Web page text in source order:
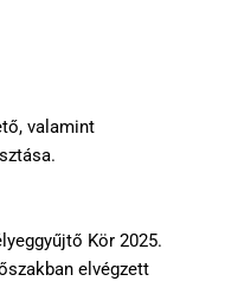
valamint
Kör 2025.
elvégzett